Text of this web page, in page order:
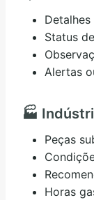
Status
Alertas
🏭
Peças
Horas